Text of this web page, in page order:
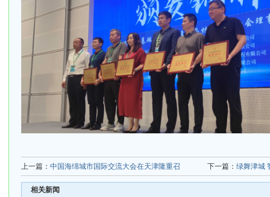
上一篇： 中国海绵城市国际交流大会在天津隆重召 下一篇： 绿舞津城
相关新闻